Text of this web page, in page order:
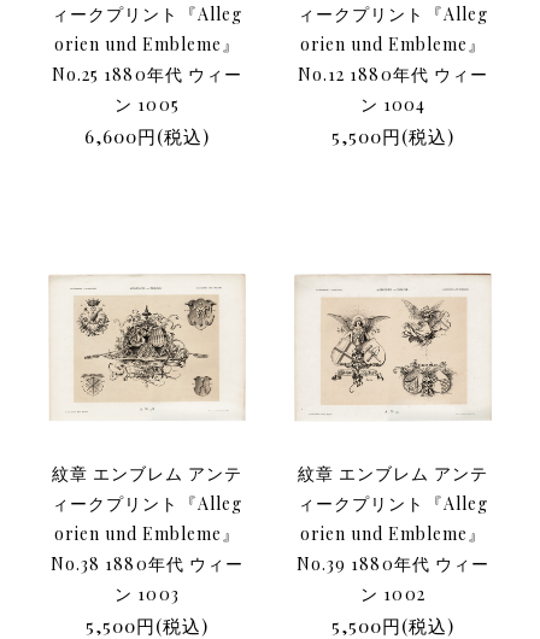
ィークプリント『Alleg
orien und Embleme』
No.25 1880年代 ウィー
ン 1005
6,600円(税込)
ィークプリント『Alleg
orien und Embleme』
No.12 1880年代 ウィー
ン 1004
5,500円(税込)
紋章 エンブレム アンテ
ィークプリント『Alleg
orien und Embleme』
No.38 1880年代 ウィー
ン 1003
5,500円(税込)
紋章 エンブレム アンテ
ィークプリント『Alleg
orien und Embleme』
No.39 1880年代 ウィー
ン 1002
5,500円(税込)